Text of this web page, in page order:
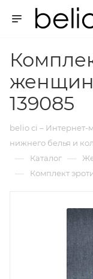
женщин
139085
belio ci – Интернет-
нижнего белья и
— Каталог —
— Комплект